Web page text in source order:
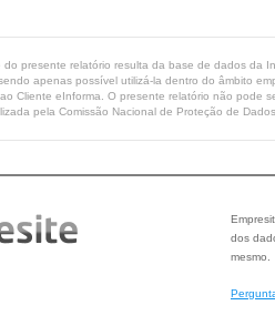
do presente relatório resulta da base de dados da
apenas possível utilizá-la dentro do âmbito
Cliente eInforma. O presente relatório não pode
pela Comissão Nacional de Proteção de
dos
mesmo.